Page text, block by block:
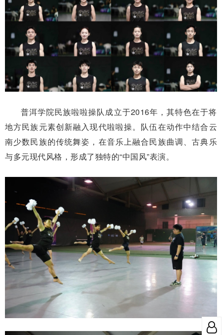
普洱学院民族啦啦操队成立于2016年，其特色在于将
地方民族元素创新融入现代啦啦操。队伍在动作中结合云
南少数民族的传统舞姿，在音乐上融合民族曲调、古典乐
与多元现代风格，形成了独特的“中国风”表演。